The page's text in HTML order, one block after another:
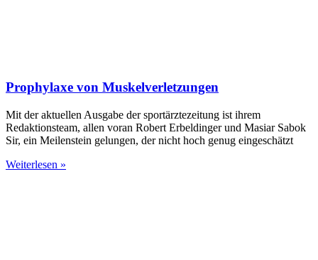
Prophylaxe von Muskelverletzungen
Mit der aktuellen Ausgabe der sportärztezeitung ist ihrem
Redaktionsteam, allen voran Robert Erbeldinger und Masiar Sabok
Sir, ein Meilenstein gelungen, der nicht hoch genug eingeschätzt
Weiterlesen »